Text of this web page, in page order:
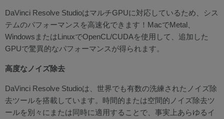
DaVinci Resolve StudioはマルチGPUに対応しているため、シス
テムのパフォーマンスを高速化できます！MacでMetal、
WindowsまたはLinuxでOpenCL/CUDAを使用して、追加した
GPUで驚異的なパフォーマンスが得られます。
高度なノイズ除去
DaVinci Resolve Studioは、世界でも有数の洗練されたノイズ除
去ツールを搭載しています。時間的または空間的ノイズ除去ツ
ールを別々にまたは同時に適用することで、事実上あらゆるイ